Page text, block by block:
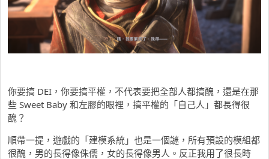
你要搞 DEI，你要搞平權，不代表要把全部人都搞醜，還是在那
些 Sweet Baby 和左膠的眼裡，搞平權的「自己人」都長得很
醜？
順帶一提，遊戲的「建模系統」也是一個謎，所有預設的模組都
很醜，男的長得像侏儒，女的長得像男人。反正我用了很長時